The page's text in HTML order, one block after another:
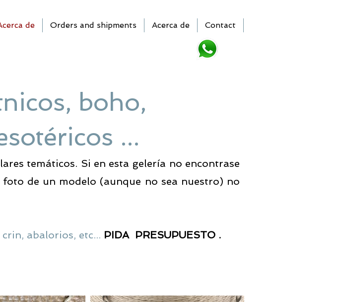
de Orders and shipments Acerca de Contact
boho,
...
temáticos. Si en esta gelería no encontrase
de un modelo (aunque no sea nuestro) no
abalorios, etc... PIDA PRESUPUESTO .